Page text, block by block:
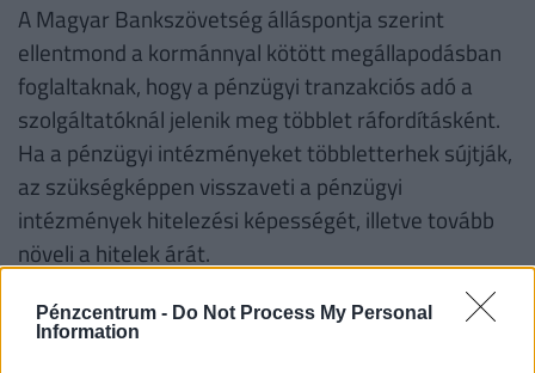
Pénzcentrum - Do Not Process My Personal
Information
A Magyar Bankszövetség álláspontja szerint
ellentmond a kormánnyal kötött megállapodásban
foglaltaknak, hogy a pénzügyi tranzakciós adó a
szolgáltatóknál jelenik meg többlet ráfordításként.
Ha a pénzügyi intézményeket többletterhek sújtják,
az szükségképpen visszaveti a pénzügyi
intézmények hitelezési képességét, illetve tovább
növeli a hitelek árát.
Jön a biztosítási adó is